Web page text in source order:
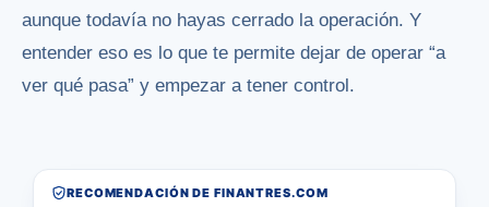
aunque todavía no hayas cerrado la operación. Y
entender eso es lo que te permite dejar de operar “a
ver qué pasa” y empezar a tener control.
RECOMENDACIÓN DE FINANTRES.COM